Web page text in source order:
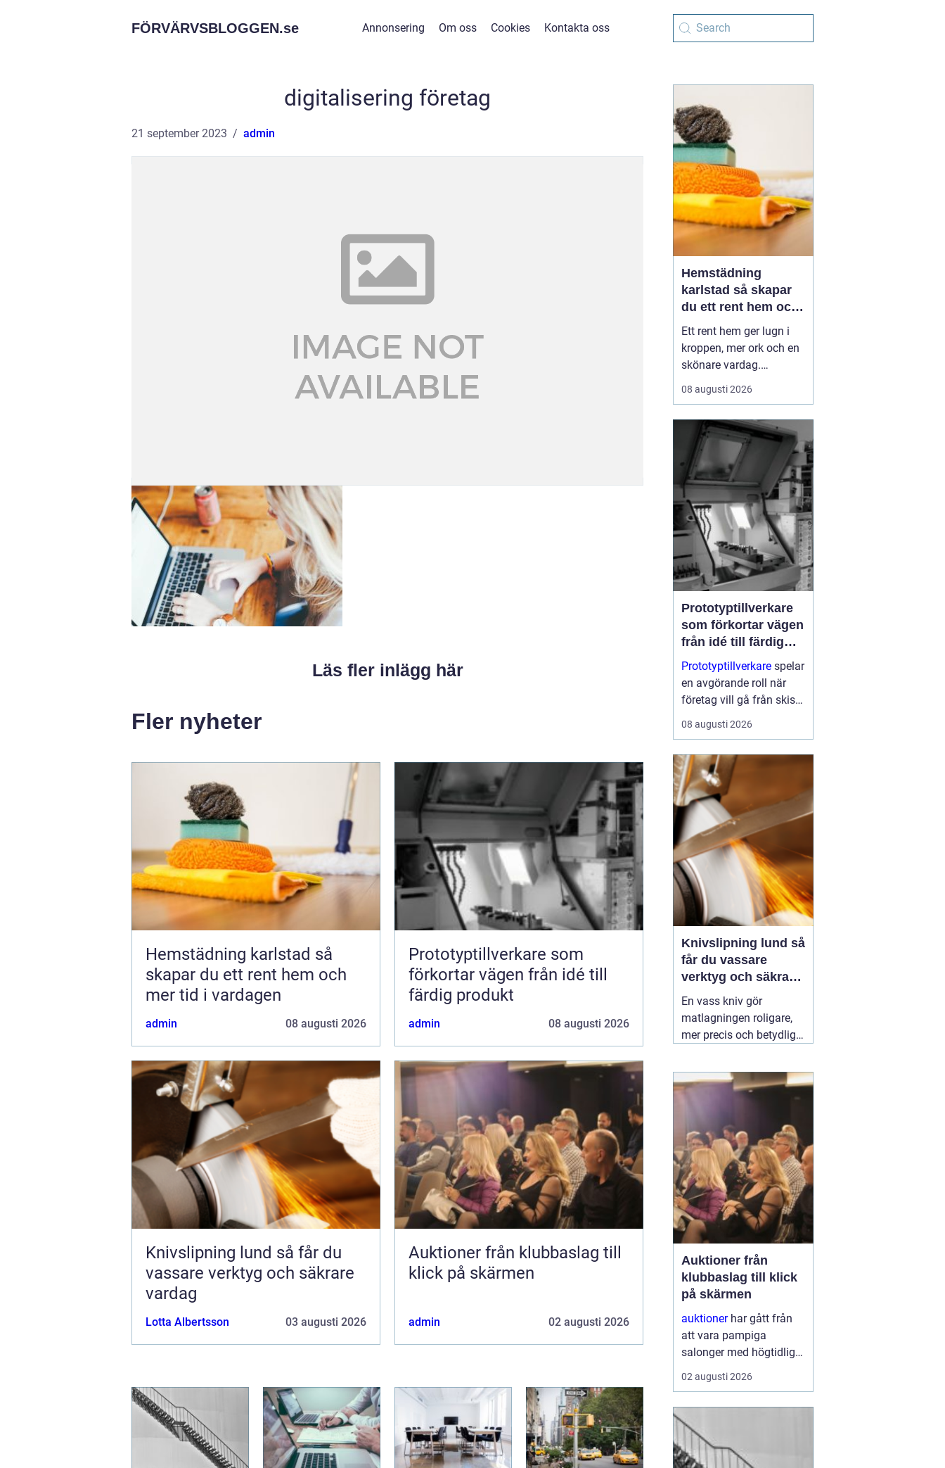
FÖRVÄRVSBLOGGEN.se Annonsering Om oss Cookies Kontakta oss
digitalisering företag
21 september 2023 admin
Läs fler inlägg här
Fler nyheter
Hemstädning karlstad så
skapar du ett rent hem och
mer tid i vardagen
admin 08 augusti 2026
Prototyptillverkare som
förkortar vägen från idé till
färdig produkt
admin 08 augusti 2026
Knivslipning lund så får du
vassare verktyg och säkrare
vardag
Lotta Albertsson 03 augusti 2026
Auktioner från klubbaslag till
klick på skärmen
admin 02 augusti 2026
Hemstädning
karlstad så skapar
du ett rent hem och
mer tid i vardagen
Ett rent hem ger lugn i
kroppen, mer ork och en
skönare vardag.
Samtidigt vet de flesta
hur snabbt damm, disk
jobbet, barnens
aktiviteter och allt annat
ska hinnas med. Allt fler
i Karlstad väljer därför
hemstädning som ett
sm...
08 augusti 2026
Prototyptillverkare
som förkortar vägen
från idé till färdig
produkt
Prototyptillverkare spelar
en avgörande roll när
företag vill gå från skiss
till fungerande produkt
utan onödiga omvägar.
a...
08 augusti 2026
Knivslipning lund så
får du vassare
verktyg och säkrare
vardag
En vass kniv gör
matlagningen roligare,
mer precis och betydligt
gäller för saxar,
trädgårdsredskap och
Många i Lund funderar
på om de ska slipa
själva hemma eller
lämna in sina knivar.03
augusti 2026
Auktioner från
klubbaslag till klick
på skärmen
auktionerhar gått från
att vara pampiga
salonger med högtidliga
klubbeslag till att bli en
vardaglig del av livet
som helst, oavsett
erfarenhet, köpa eller
sälja föremål genom
02 augusti 2026